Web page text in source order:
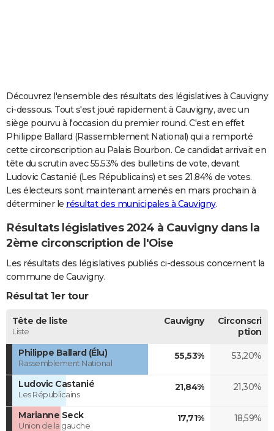
Carte de Noël
Carte Bonne année
Carte Saint-Valentin
Carte Pâques
Carte d'anniversaire
DICTIONNAIRE
Dictionnaire
Biographies
Citations
Expressions
Proverbes
PROGRAMME TV
COPAINS D'AVANT
S'inscrire
Se connecter
Lycées
Collèges
Primaires
Universités
Entreprises
Service militaire
Avis de recherche
AVIS DE DÉCÈS
Découvrez l'ensemble des résultats des législatives à Cauvigny
ci-dessous. Tout s'est joué rapidement à Cauvigny, avec un
siège pourvu à l'occasion du premier round. C'est en effet
Philippe Ballard (Rassemblement National) qui a remporté
cette circonscription au Palais Bourbon. Ce candidat arrivait en
tête du scrutin avec 55.53% des bulletins de vote, devant
Ludovic Castanié (Les Républicains) et ses 21.84% de votes.
Les électeurs sont maintenant amenés en mars prochain à
déterminer le résultat des municipales à Cauvigny.
Résultats législatives 2024 à Cauvigny dans la
2ème circonscription de l'Oise
Les résultats des législatives publiés ci-dessous concernent la
commune de Cauvigny.
Résultat 1er tour
Tête de liste
Liste
Cauvigny
Circonscri
ption
Philippe Ballard (Élu)
Rassemblement National
55,53% 53,20%
Ludovic Castanié
Les Républicains
21,84% 21,30%
Marianne Seck
Union de la gauche
17,71% 18,59%